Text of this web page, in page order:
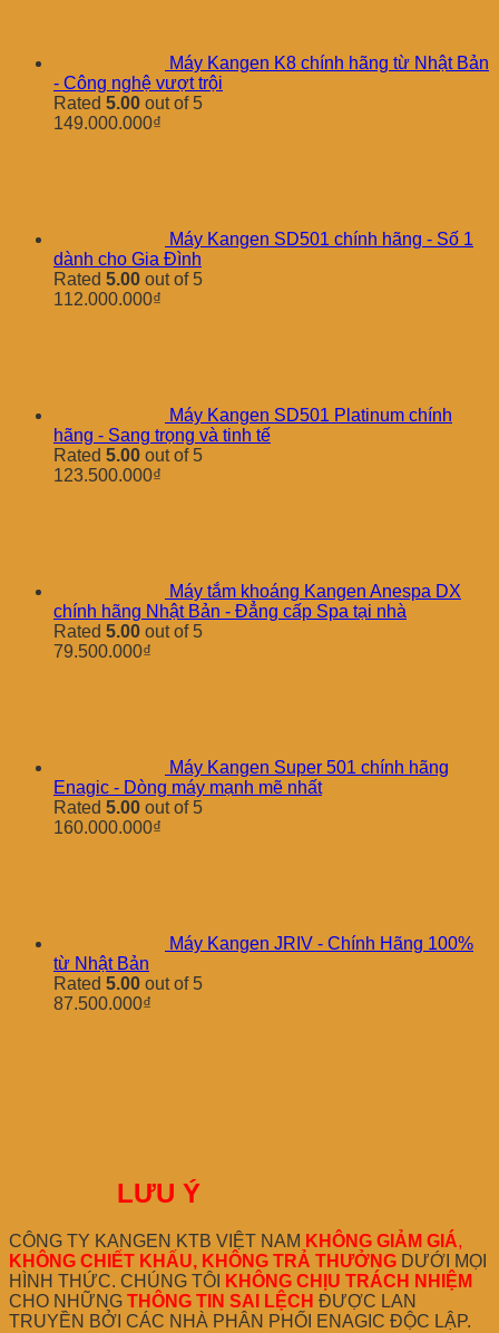
Máy Kangen K8 chính hãng từ Nhật Bản
- Công nghệ vượt trội
Rated 5.00 out of 5
149.000.000₫
Máy Kangen SD501 chính hãng - Số 1
dành cho Gia Đình
Rated 5.00 out of 5
112.000.000₫
Máy Kangen SD501 Platinum chính
hãng - Sang trọng và tinh tế
Rated 5.00 out of 5
123.500.000₫
Máy tắm khoáng Kangen Anespa DX
chính hãng Nhật Bản - Đẳng cấp Spa tại nhà
Rated 5.00 out of 5
79.500.000₫
Máy Kangen Super 501 chính hãng
Enagic - Dòng máy mạnh mẽ nhất
Rated 5.00 out of 5
160.000.000₫
Máy Kangen JRIV - Chính Hãng 100%
từ Nhật Bản
Rated 5.00 out of 5
87.500.000₫
LƯU Ý
CÔNG TY KANGEN KTB VIỆT NAM KHÔNG GIẢM GIÁ,
KHÔNG CHIẾT KHẤU, KHÔNG TRẢ THƯỞNG DƯỚI MỌI
HÌNH THỨC. CHÚNG TÔI
KHÔNG CHỊU TRÁCH NHIỆM
CHO NHỮNG THÔNG TIN SAI LỆCH ĐƯỢC LAN
TRUYỀN BỞI CÁC NHÀ PHÂN PHỐI ENAGIC ĐỘC LẬP.